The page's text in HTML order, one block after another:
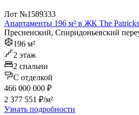
Лот №1589333
Апартаменты 196 м² в ЖК The Patricks
Пресненский, Спиридоньевский
196 м²
2 этаж
2 спальни
C отделкой
466 000 000 ₽
2 377 551 ₽/м²
Узнать подробности